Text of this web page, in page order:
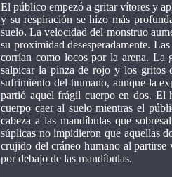
El público empezó a gritar vítores y
y su respiración se hizo más
suelo. La velocidad del monstruo
su proximidad desesperadamente.
corrían como locos por la arena. La
salpicar la pinza de rojo y los gritos
sufrimiento del humano, aunque la
partió aquel frágil cuerpo en dos. El
cuerpo caer al suelo mientras el
cabeza a las mandíbulas que
súplicas no impidieron que aquellas
crujido del cráneo humano al
por debajo de las mandíbulas.